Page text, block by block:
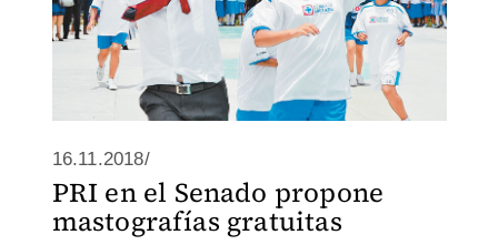
16.11.2018/
PRI en el Senado propone
mastografías gratuitas